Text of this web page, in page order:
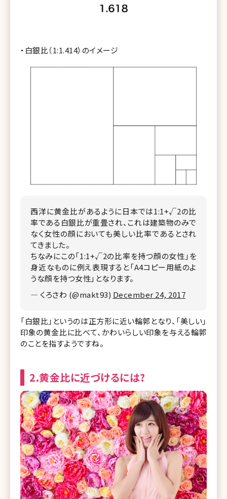
・白銀比（1:1.414）のイメージ
西洋に黄金比があるように日本では1:1+√2の比
率である白銀比が重畳され、これは建築物のみで
なく女性の顔においても美しい比率であるとされ
てきました。
ちなみにこの「1:1+√2の比率を持つ顔の女性」を
身近なものに例え表現すると「A4コピー用紙のよ
うな顔を持つ女性」となります。
— くろさわ (@makt93) December 24, 2017
「白銀比」というのは正方形に近い輪郭となり、「美しい」
印象の黄金比に比べて、かわいらしい印象を与える輪郭
のことを指すようですね。
2.黄金比に近づけるには?